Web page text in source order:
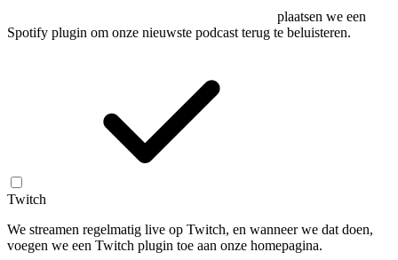
plaatsen we een
Spotify plugin om onze nieuwste podcast terug te beluisteren.
Twitch
We streamen regelmatig live op Twitch, en wanneer we dat doen,
voegen we een Twitch plugin toe aan onze homepagina.